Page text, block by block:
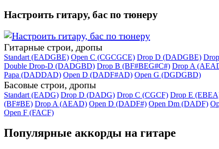
Настроить гитару, бас по тюнеру
Гитарные строи, дропы
Standart (EADGBE) Open C (CGCGCE) Drop D (DADGBE)
Double Drop-D (DADGBD) Drop B (BF#BEG#C#) Drop A
Papa (DADDAD) Open D (DADF#AD) Open G (DGDGBD)
Басовые строи, дропы
Standart (EADG) Drop D (DADG) Drop C (CGCF) Drop E
(BF#BE) Drop A (AEAD) Open D (DADF#) Open Dm (DADF)
Open F (FACF)
Популярные аккорды на гитаре